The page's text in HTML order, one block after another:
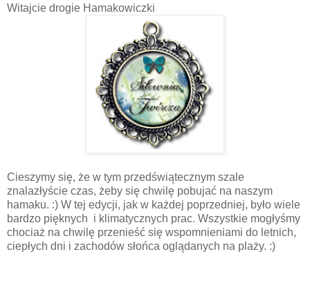
Witajcie drogie Hamakowiczki
Cieszymy się, że w tym przedświątecznym szale
znalazłyście czas, żeby się chwilę pobujać na naszym
hamaku. :) W tej edycji, jak w każdej poprzedniej, było wiele
bardzo pięknych i klimatycznych prac. Wszystkie mogłyśmy
chociaż na chwilę przenieść się wspomnieniami do letnich,
ciepłych dni i zachodów słońca oglądanych na plaży. :)